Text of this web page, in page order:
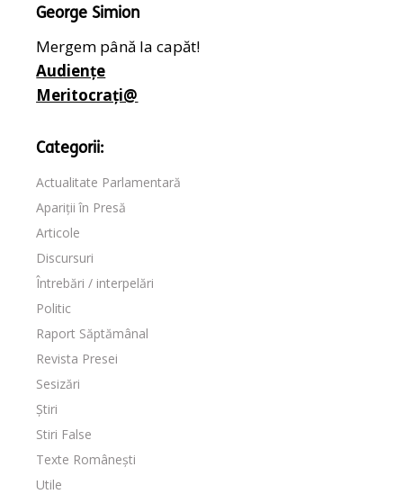
George Simion
Mergem până la capăt!
Audiențe
Meritocrați@
Categorii:
Actualitate Parlamentară
Apariții în Presă
Articole
Discursuri
Întrebări / interpelări
Politic
Raport Săptămânal
Revista Presei
Sesizări
Știri
Stiri False
Texte Românești
Utile